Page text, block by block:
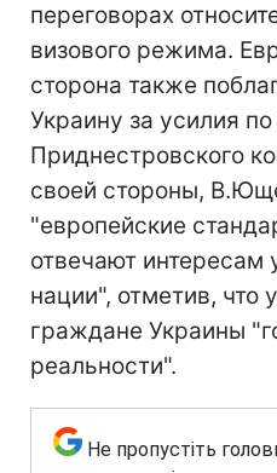
переговорах
визового режима.
сторона также
Украину за усилия
Приднестровского
своей стороны,
"европейские
отвечают интересам
нации", отметив, что
граждане Украины
реальности".
Не пропустіть